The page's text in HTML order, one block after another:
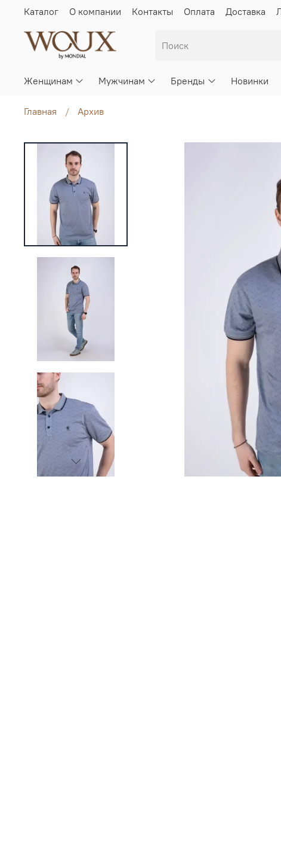
Каталог О компании Контакты Оплата Доставка
Женщинам Мужчинам Бренды Новинки
Главная Архив